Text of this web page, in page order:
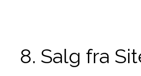
8. Salg fra